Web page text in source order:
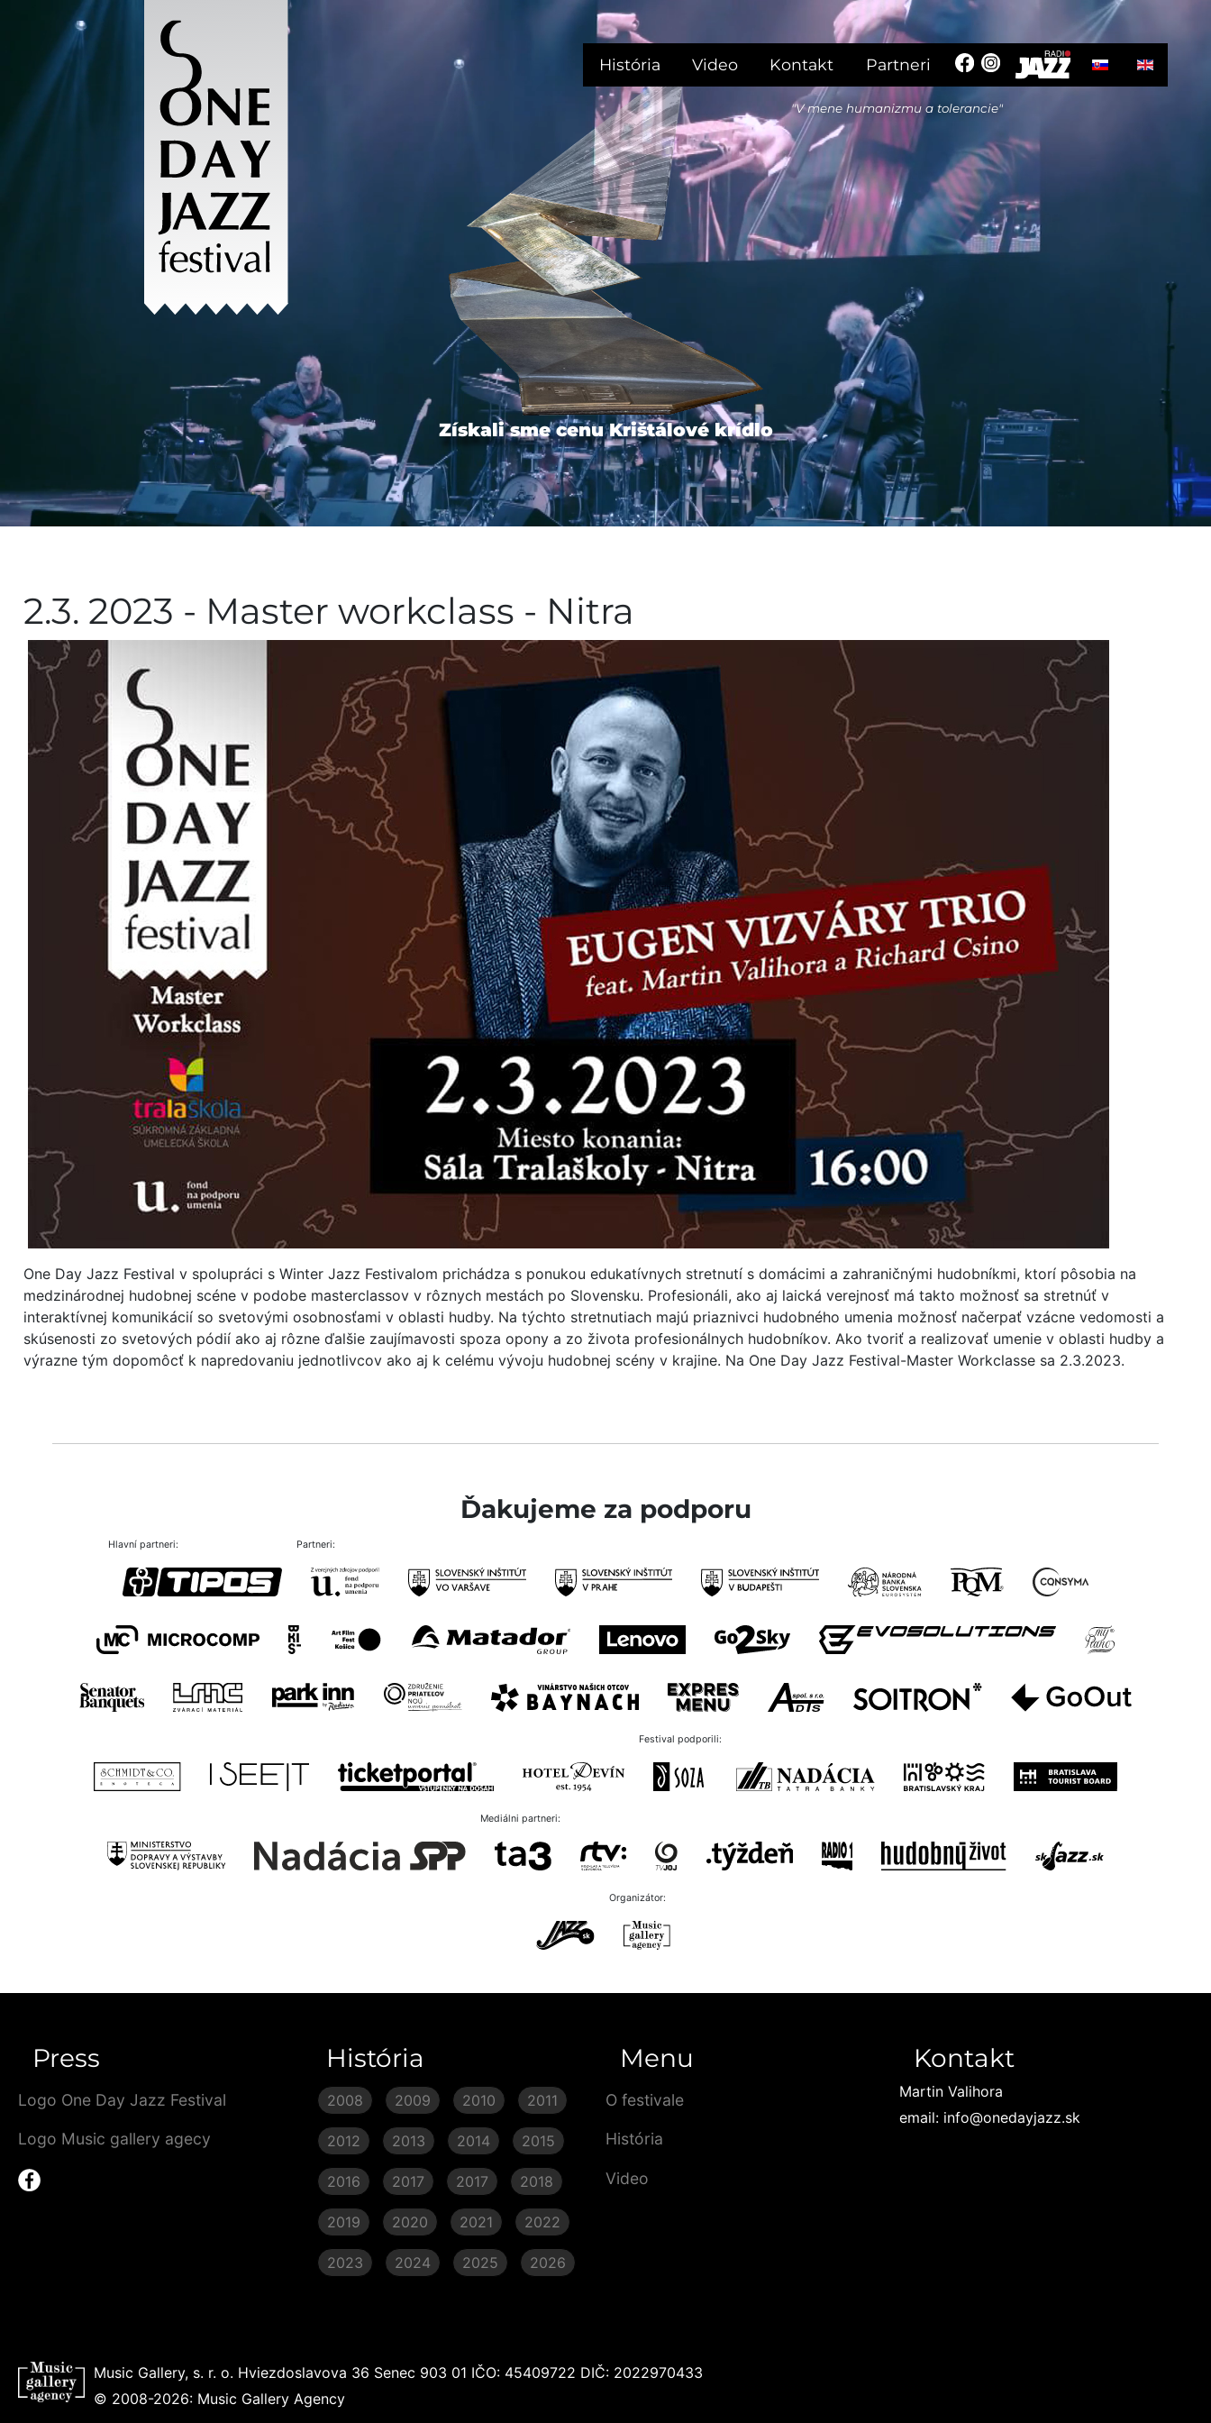
História Video Kontakt Partneri
"V mene humanizmu a tolerancie"
Vyberte váš jazyk
Získali sme cenu Krištálové krídlo
2.3. 2023 - Master workclass - Nitra
One Day Jazz Festival v spolupráci s Winter Jazz Festivalom prichádza s ponukou edukatívnych stretnutí s domácimi a zahraničnými hudobníkmi, ktorí pôsobia na
medzinárodnej hudobnej scéne v podobe masterclassov v rôznych mestách po Slovensku. Profesionáli, ako aj laická verejnosť má takto možnosť sa stretnúť v
interaktívnej komunikácií so svetovými osobnosťami v oblasti hudby. Na týchto stretnutiach majú priaznivci hudobného umenia možnosť načerpať vzácne vedomosti a
skúsenosti zo svetových pódií ako aj rôzne ďalšie zaujímavosti spoza opony a zo života profesionálnych hudobníkov. Ako tvoriť a realizovať umenie v oblasti hudby a
výrazne tým dopomôcť k napredovaniu jednotlivcov ako aj k celému vývoju hudobnej scény v krajine. Na One Day Jazz Festival-Master Workclasse sa 2.3.2023.
Ďakujeme za podporu
Hlavní partneri: Partneri:
Festival podporili:
Mediálni partneri:
Organizátor:
Press
Logo One Day Jazz Festival
Logo Music gallery agecy
História
2008 2009 2010 2011
2012 2013 2014 2015
2016 2017 2017 2018
2019 2020 2021 2022
2023 2024 2025 2026
Menu
O festivale
História
Video
Kontakt
Martin Valihora
email: info@onedayjazz.sk
Music Gallery, s. r. o. Hviezdoslavova 36 Senec 903 01 IČO: 45409722 DIČ: 2022970433
© 2008-2026: Music Gallery Agency